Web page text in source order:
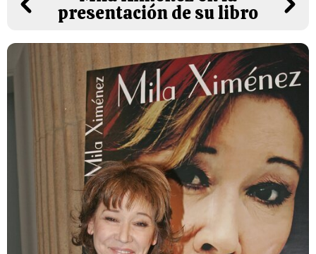
presentación de su libro